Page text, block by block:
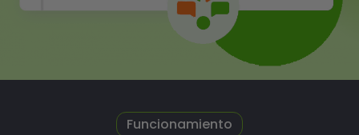
Funcionamiento